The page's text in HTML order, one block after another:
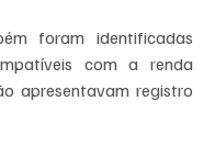
foram identificadas
com a renda
apresentavam registro